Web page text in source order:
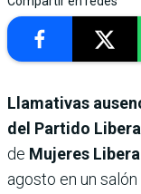
Llamativas
del Partido
de Mujeres
agosto en un